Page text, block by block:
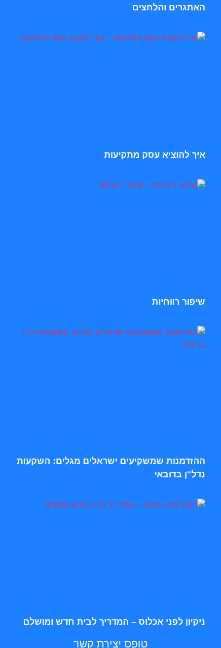
האתגרים והלחצים
איך להוציא עסק מתקיעות
שיפור רווחיות
ההזדמנות שמשקיעים ישראלים מגלים: השקעות
נדל"ן בדובאי
ניקיון לפני אכלוס – המדריך לבית חדש ומושלם
טופס יצירת קשר